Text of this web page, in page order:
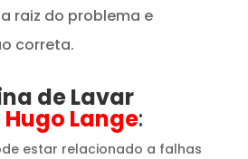
raiz do problema e
correta.
de Lavar
Hugo Lange:
estar relacionado a falhas